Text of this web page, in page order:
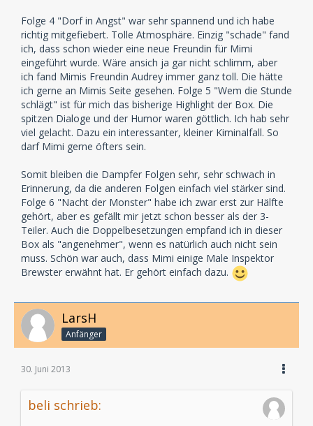
Folge 4 "Dorf in Angst" war sehr spannend und ich habe
richtig mitgefiebert. Tolle Atmosphäre. Einzig "schade" fand
ich, dass schon wieder eine neue Freundin für Mimi
eingeführt wurde. Wäre ansich ja gar nicht schlimm, aber
ich fand Mimis Freundin Audrey immer ganz toll. Die hätte
ich gerne an Mimis Seite gesehen. Folge 5 "Wem die Stunde
schlägt" ist für mich das bisherige Highlight der Box. Die
spitzen Dialoge und der Humor waren göttlich. Ich hab sehr
viel gelacht. Dazu ein interessanter, kleiner Kiminalfall. So
darf Mimi gerne öfters sein.
Somit bleiben die Dampfer Folgen sehr, sehr schwach in
Erinnerung, da die anderen Folgen einfach viel stärker sind.
Folge 6 "Nacht der Monster" habe ich zwar erst zur Hälfte
gehört, aber es gefällt mir jetzt schon besser als der 3-
Teiler. Auch die Doppelbesetzungen empfand ich in dieser
Box als "angenehmer", wenn es natürlich auch nicht sein
muss. Schön war auch, dass Mimi einige Male Inspektor
Brewster erwähnt hat. Er gehört einfach dazu.
LarsH
Anfänger
30. Juni 2013
beli schrieb: